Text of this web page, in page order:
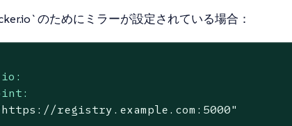
のためにミラーが設定されている場合：
registry.example.com:5000"